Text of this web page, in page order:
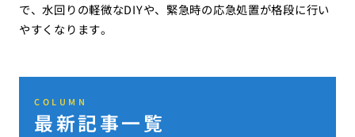
で、水回りの軽微なDIYや、緊急時の応急処置が格段に行い
やすくなります。
COLUMN
最新記事一覧